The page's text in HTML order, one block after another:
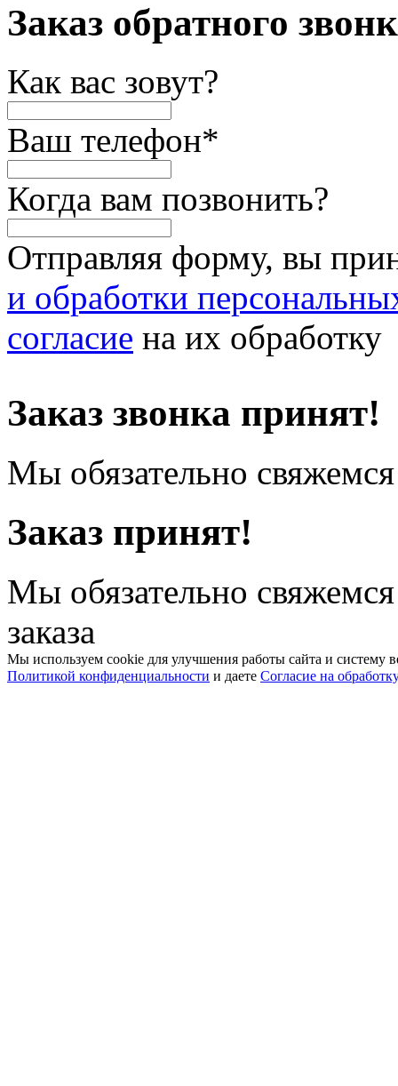
Заказ обратного
Как вас зовут?
Ваш телефон*
Когда вам позвонить?
Отправляя форму, вы
и обработки
согласие на их обработку
Заказ звонка принят!
Мы обязательно
Заказ принят!
Мы обязательно
заказа
Мы используем cookie для улучшения работы сайта и систему
Политикой конфиденциальности и даете Согласие на